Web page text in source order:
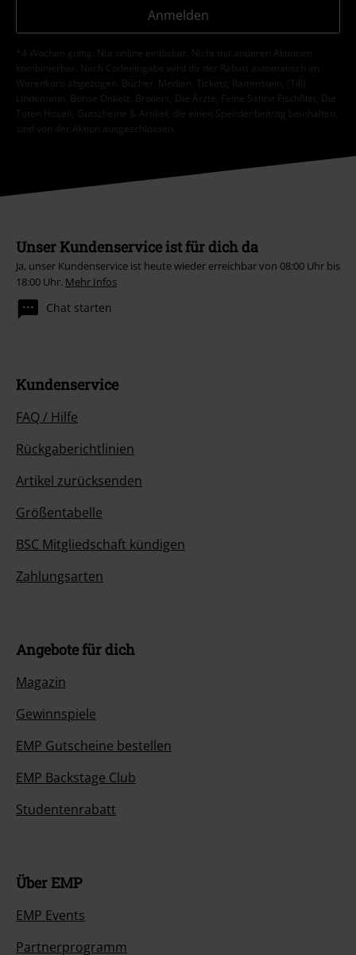
Anmelden
*4 Wochen gültig. Nur online einlösbar. Nicht mit anderen Aktionen
kombinierbar. Nach Codeeingabe wird dir der Rabatt automatisch im
Warenkorb abgezogen. Bücher, Medien, Tickets, Rammstein, (Till)
Lindemann, Böhse Onkelz, Broilers, Die Ärzte, Feine Sahne Fischfilet, Die
Toten Hosen, Gutscheine & Artikel, die einen Spendenbeitrag beinhalten,
sind von der Aktion ausgeschlossen.
Unser Kundenservice ist für dich da
Ja, unser Kundenservice ist heute wieder erreichbar von 08:00 Uhr bis
18:00 Uhr. Mehr Infos
Chat starten
Kundenservice
FAQ / Hilfe
Rückgaberichtlinien
Artikel zurücksenden
Größentabelle
BSC Mitgliedschaft kündigen
Zahlungsarten
Angebote für dich
Magazin
Gewinnspiele
EMP Gutscheine bestellen
EMP Backstage Club
Studentenrabatt
Über EMP
EMP Events
Partnerprogramm